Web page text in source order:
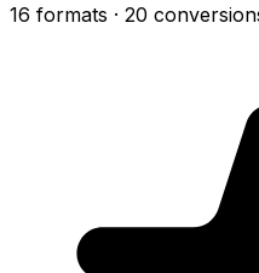
16 formats · 20